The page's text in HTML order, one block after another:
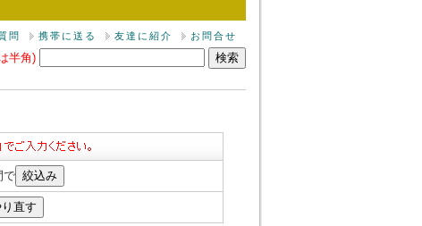
問 携帯に送る 友達に紹介 お問合せ
半角)
で